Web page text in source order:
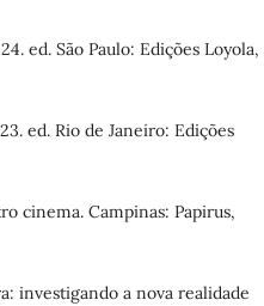
ed. São Paulo: Edições Loyola,
ed. Rio de Janeiro: Edições
cinema. Campinas: Papirus,
investigando a nova realidade